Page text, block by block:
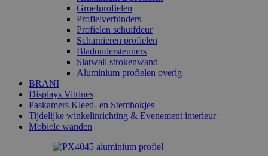
Groefprofielen
Profielverbinders
Profielen schuifdeur
Scharnieren profielen
Bladondersteuners
Slatwall strokenwand
Aluminium profielen overig
BRANI
Displays Vitrines
Paskamers Kleed- en Stemhokjes
Tijdelijke winkelinrichting & Evenement interieur
Mobiele wanden